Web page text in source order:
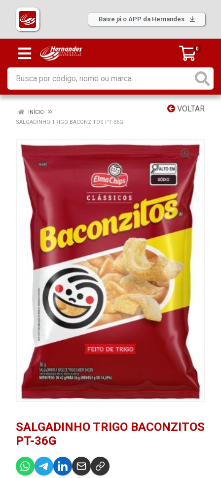
Baixe já o APP da Hernandes
0
VOLTAR
INÍCIO
SALGADINHO TRIGO BACONZITOS PT-36G
SALGADINHO TRIGO BACONZITOS
PT-36G